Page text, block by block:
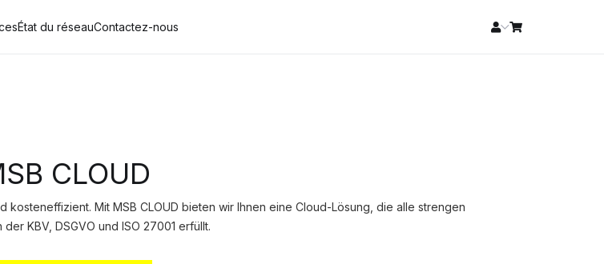
État du réseauContactez-nous
CLOUD
Mit MSB CLOUD bieten wir Ihnen eine Cloud-Lösung, die alle strengen
KBV, DSGVO und ISO 27001 erfüllt.